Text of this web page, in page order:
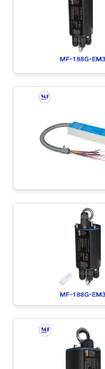
মান
নিয়ন্ত্রণ
যোগাযোগ
করুন
সাইট
LED
LED